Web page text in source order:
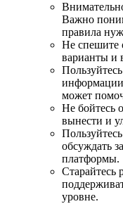
Важно
правила
Не спешите
варианты и
может
Не бойтесь
вынести и
обсуждать
платформы.
Старайтесь
уровне.